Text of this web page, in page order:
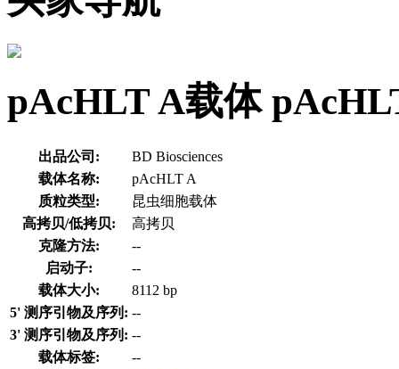
pAcHLT A载体
出品公司:
BD Biosciences
载体名称:
pAcHLT A
质粒类型:
昆虫细胞载体
高拷贝/低拷贝:
高拷贝
克隆方法:
--
启动子:
--
载体大小:
8112 bp
5' 测序引物及序列: --
3' 测序引物及序列: --
载体标签:
--